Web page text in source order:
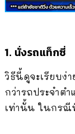
1. นั่งรถแท็กซี่
วิธีนี้ดูจะเรียบง่
กว่ารถประจำต
เท่านั้น ในกรณี